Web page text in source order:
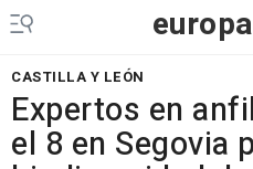
europa
CASTILLA Y LEÓN
Expertos en
el 8 en Segovia